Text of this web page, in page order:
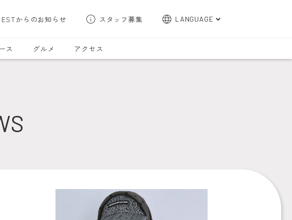
ESTからのお知らせ スタッフ募集 LANGUAGE
한국어
ス グルメ アクセス